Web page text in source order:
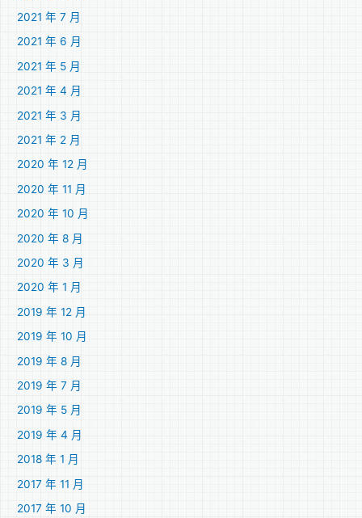
2021 年 7 月
2021 年 6 月
2021 年 5 月
2021 年 4 月
2021 年 3 月
2021 年 2 月
2020 年 12 月
2020 年 11 月
2020 年 10 月
2020 年 8 月
2020 年 3 月
2020 年 1 月
2019 年 12 月
2019 年 10 月
2019 年 8 月
2019 年 7 月
2019 年 5 月
2019 年 4 月
2018 年 1 月
2017 年 11 月
2017 年 10 月